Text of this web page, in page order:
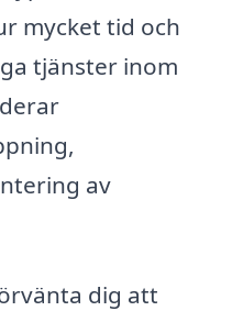
mycket tid och
tjänster inom
av
dig att